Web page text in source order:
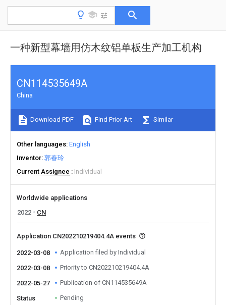
一种新型幕墙用仿木纹铝单板生产加工机构
CN114535649A
China
Download PDF Find Prior Art Similar
Other languages English
Inventor 郭春玲
Current Assignee
Individual
Worldwide applications
2022
CN
Application CN202210219404.4A events
2022-03-08 Application filed by Individual
2022-03-08 Priority to CN202210219404.4A
2022-05-27 Publication of CN114535649A
Status Pending